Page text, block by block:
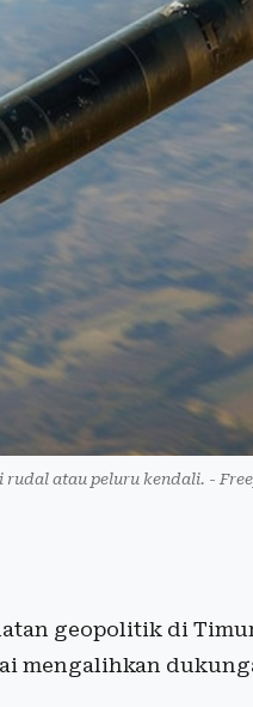
rudal atau peluru kendali. -
geopolitik di
mengalihkan